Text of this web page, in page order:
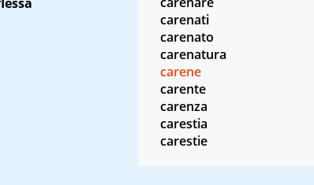
carenati
carenato
carenatura
carene
carente
carenza
carestia
carestie